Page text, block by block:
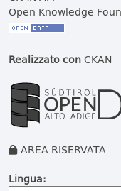
Open Knowledge
Realizzato conCKAN
AREA RISERVATA
Lingua